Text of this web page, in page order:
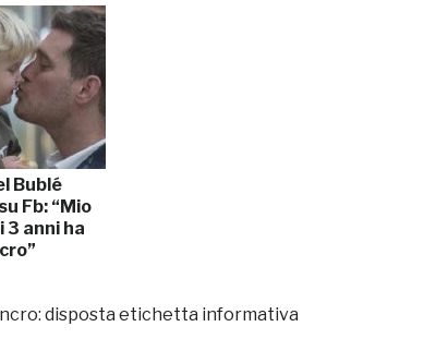
Bublé
Fb: “Mio
3 anni ha
disposta etichetta informativa